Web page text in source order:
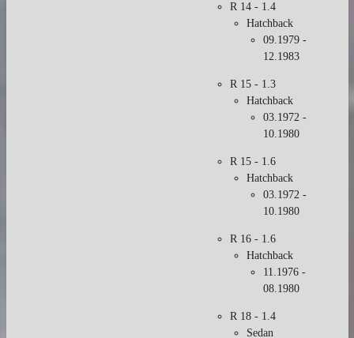
R 14 - 1.4
Hatchback
09.1979 -
12.1983
R 15 - 1.3
Hatchback
03.1972 -
10.1980
R 15 - 1.6
Hatchback
03.1972 -
10.1980
R 16 - 1.6
Hatchback
11.1976 -
08.1980
R 18 - 1.4
Sedan